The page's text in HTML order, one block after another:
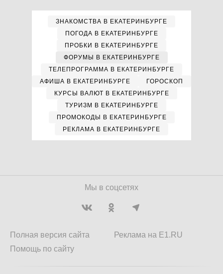
ЗНАКОМСТВА В ЕКАТЕРИНБУРГЕ
ПОГОДА В ЕКАТЕРИНБУРГЕ
ПРОБКИ В ЕКАТЕРИНБУРГЕ
ФОРУМЫ В ЕКАТЕРИНБУРГЕ
ТЕЛЕПРОГРАММА В ЕКАТЕРИНБУРГЕ
АФИША В ЕКАТЕРИНБУРГЕ
ГОРОСКОП
КУРСЫ ВАЛЮТ В ЕКАТЕРИНБУРГЕ
ТУРИЗМ В ЕКАТЕРИНБУРГЕ
ПРОМОКОДЫ В ЕКАТЕРИНБУРГЕ
РЕКЛАМА В ЕКАТЕРИНБУРГЕ
Мы в соцсетях
Полная версия сайта
Помощь по сайту
Реклама на E1.RU